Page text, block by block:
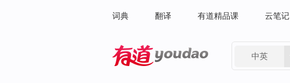
词典 翻译 有道精品课 云笔记
中英